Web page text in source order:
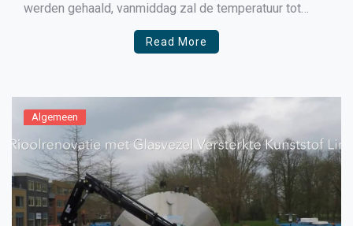
werden gehaald, vanmiddag zal de temperatuur tot
maximaal een graad of 11 oplopen. De wind waait
vandaag uit de noordoosthoek en voert behalve een
Read More
Algemeen